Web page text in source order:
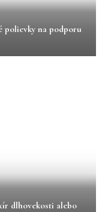
na podporu
dlhovekosti alebo